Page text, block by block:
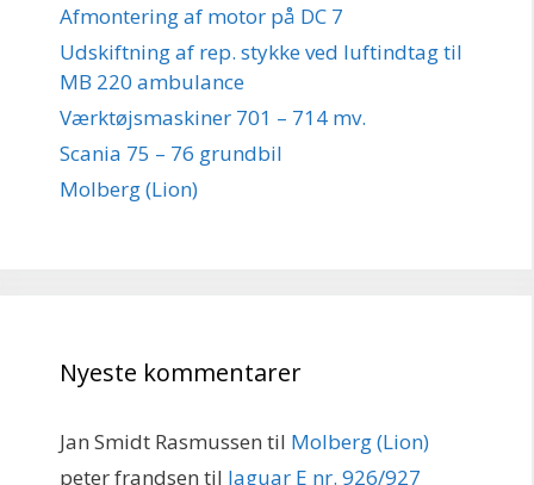
Afmontering af motor på DC 7
Udskiftning af rep. stykke ved luftindtag til
MB 220 ambulance
Værktøjsmaskiner 701 – 714 mv.
Scania 75 – 76 grundbil
Molberg (Lion)
Nyeste kommentarer
Jan Smidt Rasmussen til Molberg (Lion)
peter frandsen til Jaguar E nr. 926/927